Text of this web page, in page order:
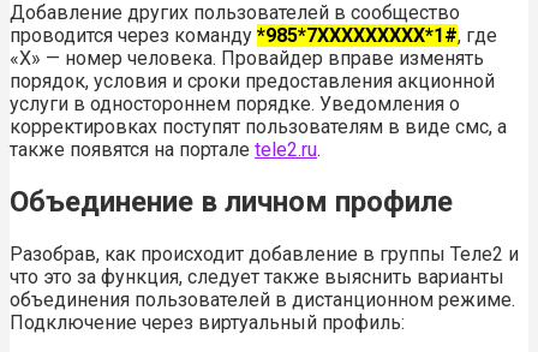
Добавление других пользователей в сообщество
проводится через команду *985*7XXXXXXXXX*1#, где
«Х» — номер человека. Провайдер вправе изменять
порядок, условия и сроки предоставления акционной
услуги в одностороннем порядке. Уведомления о
корректировках поступят пользователям в виде смс, а
также появятся на портале tele2.ru.
Объединение в личном профиле
Разобрав, как происходит добавление в группы Теле2 и
что это за функция, следует также выяснить варианты
объединения пользователей в дистанционном режиме.
Подключение через виртуальный профиль: